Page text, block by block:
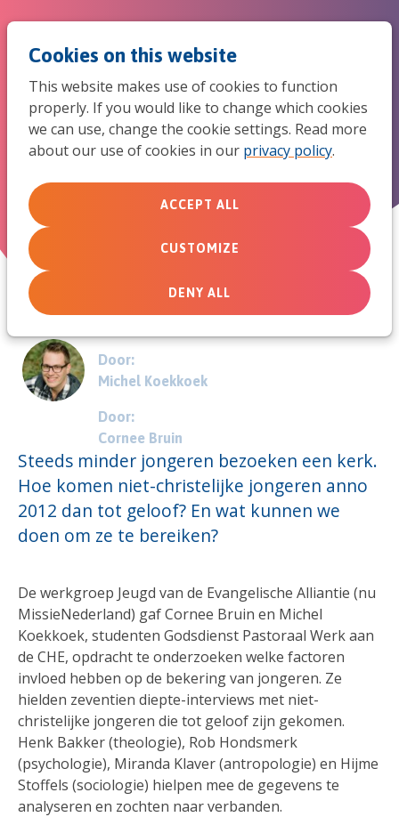
Cookies on this website
This website makes use of cookies to function
properly. If you would like to change which cookies
we can use, change the cookie settings. Read more
about our use of cookies in our privacy policy.
ACCEPT ALL
CUSTOMIZE
DENY ALL
Onderzoek: Hoe komen
jongeren tot geloof
November 15, 2012
Door:
Michel Koekkoek
Door:
Cornee Bruin
Steeds minder jongeren bezoeken een kerk.
Hoe komen niet-christelijke jongeren anno
2012 dan tot geloof? En wat kunnen we
doen om ze te bereiken?
De werkgroep Jeugd van de Evangelische Alliantie (nu
MissieNederland) gaf Cornee Bruin en Michel
Koekkoek, studenten Godsdienst Pastoraal Werk aan
de CHE, opdracht te onderzoeken welke factoren
invloed hebben op de bekering van jongeren. Ze
hielden zeventien diepte-interviews met niet-
christelijke jongeren die tot geloof zijn gekomen.
Henk Bakker (theologie), Rob Hondsmerk
(psychologie), Miranda Klaver (antropologie) en Hijme
Stoffels (sociologie) hielpen mee de gegevens te
analyseren en zochten naar verbanden.